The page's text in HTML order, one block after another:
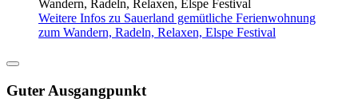
Weitere Infos zu Sauerland gemütliche Ferienwohnung
zum Wandern, Radeln, Relaxen, Elspe Festival
Guter Ausgangpunkt